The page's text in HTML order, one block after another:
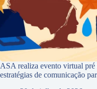
ASA realiza evento virtual
estratégias de comunicação